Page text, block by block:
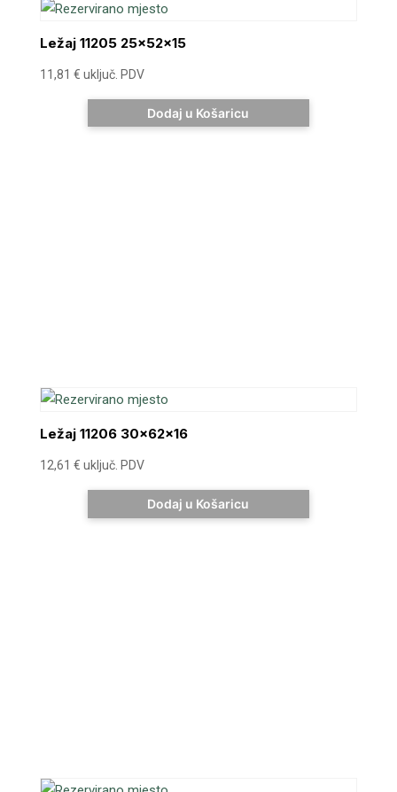
Ležaj 11205 25x52x15
11,81 € uključ. PDV
Dodaj u Košaricu
Ležaj 11206 30x62x16
12,61 € uključ. PDV
Dodaj u Košaricu